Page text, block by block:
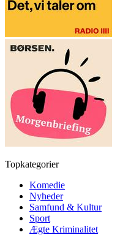
Topkategorier
Komedie
Nyheder
Samfund & Kultur
Sport
Ægte Kriminalitet